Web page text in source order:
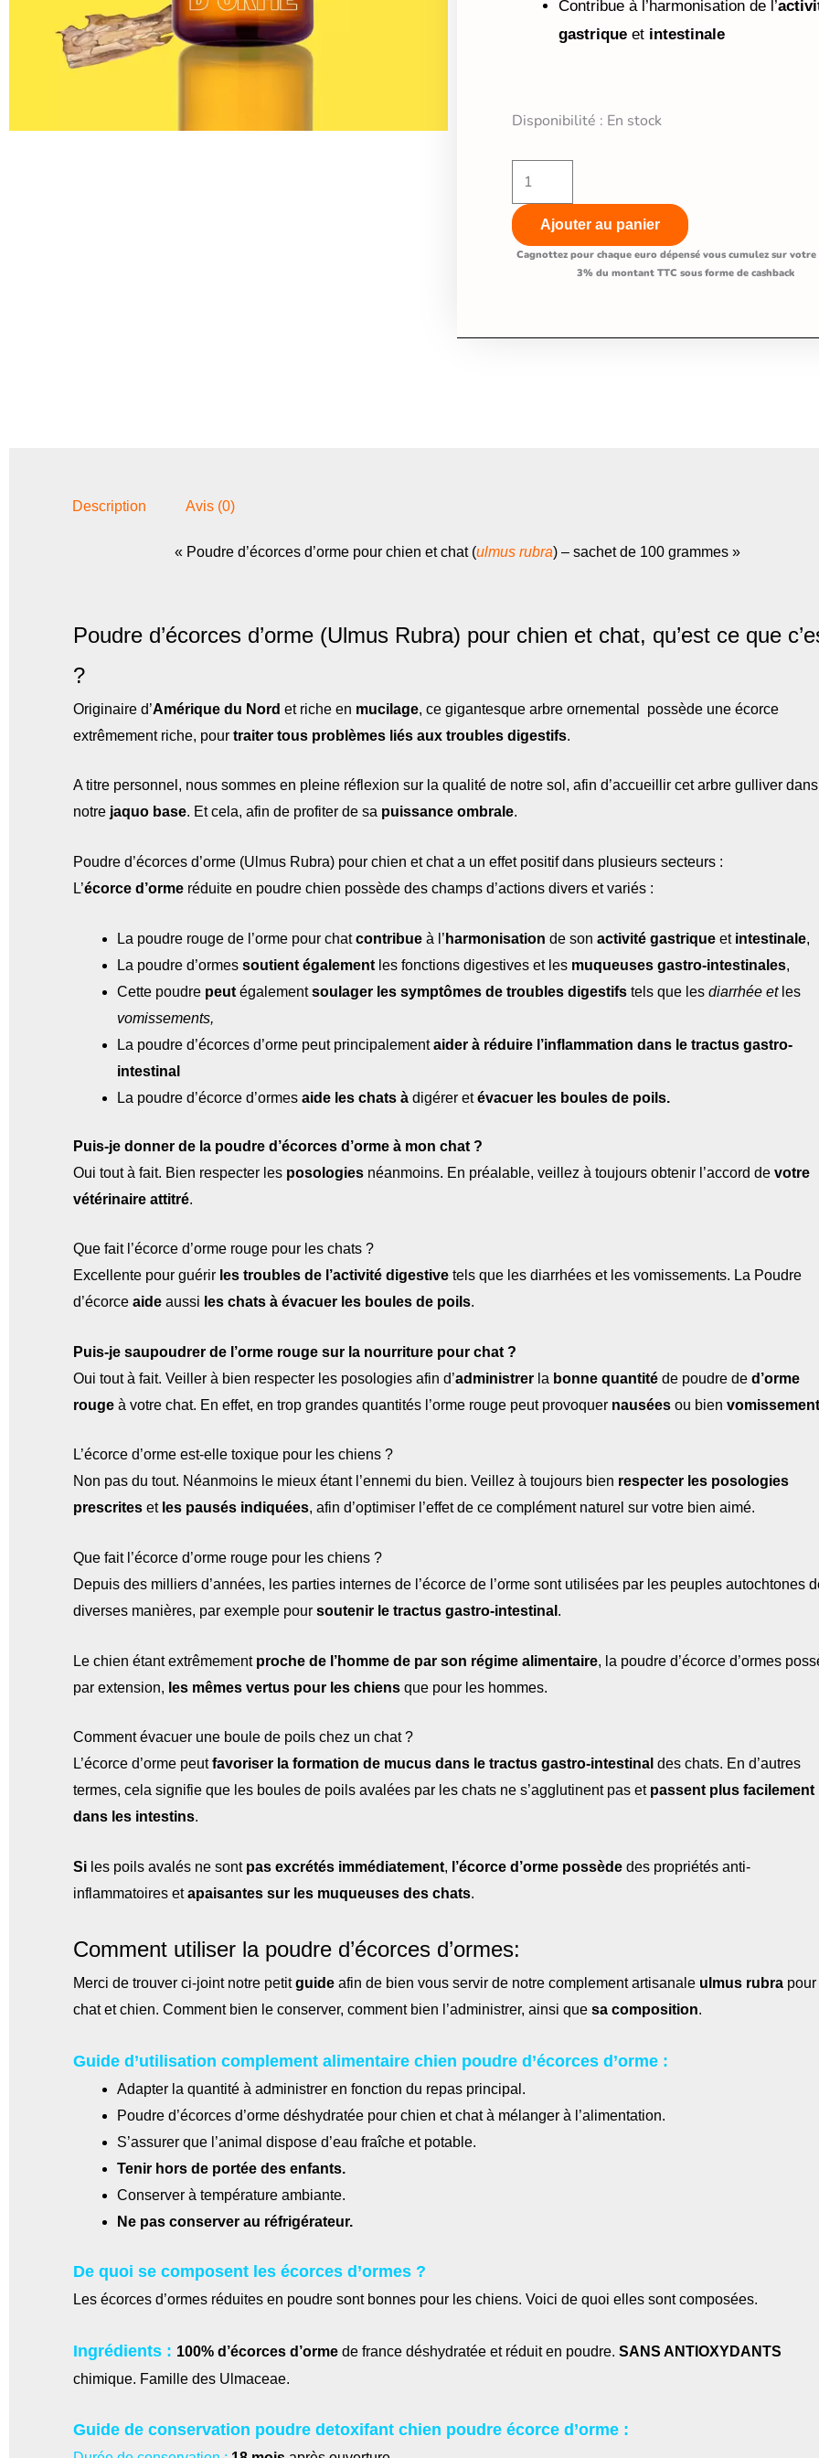
Contribue à l’harmonisation de l’
gastrique et intestinale
Disponibilité : En stock
quantité
Poudre
d'écorces
d'orme
🌳
Ajouter au panier
Cagnottez pour chaque euro dépensé vous cumulez sur votre
3% du montant TTC sous forme de cashback
Description Avis (0)
« Poudre d’écorces d’orme pour chien et chat (ulmus rubra) – sachet de 100 grammes »
Poudre d’écorces d’orme (Ulmus Rubra) pour chien et chat, qu’est ce que
?
Originaire d’Amérique du Nord et riche en mucilage, ce gigantesque arbre ornemental possède une écorce
extrêmement riche, pour traiter tous problèmes liés aux troubles digestifs.
A titre personnel, nous sommes en pleine réflexion sur la qualité de notre sol, afin d’accueillir cet arbre gulliver dans
notre jaquo base. Et cela, afin de profiter de sa puissance ombrale.
Poudre d’écorces d’orme (Ulmus Rubra) pour chien et chat a un effet positif dans plusieurs secteurs :
L’écorce d’orme réduite en poudre chien possède des champs d’actions divers et variés :
La poudre rouge de l’orme pour chatcontribue à l’ harmonisation de son activité gastrique et intestinale,
La poudre d’ormes soutient également les fonctions digestives et les muqueuses gastro-intestinales,
Cette poudre peut égalementsoulager les symptômes de troubles digestifs tels que les diarrhée etles
vomissements,
La poudre d’écorces d’orme peut principalementaider à réduire l’inflammation dans le tractus gastro-
intestinal
La poudre d’écorce d’ormes aide les chats à digérer etévacuer les boules de poils.
Puis-je donner de la poudre d’écorces d’orme à mon chat ?
Oui tout à fait. Bien respecter les posologies néanmoins. En préalable, veillez à toujours obtenir l’accord de votre
vétérinaire attitré.
Que fait l’écorce d’orme rouge pour les chats ?
Excellente pour guérir les troubles de l’activité digestive tels que les diarrhées et les vomissements. La Poudre
d’écorce aide aussi les chats à évacuer les boules de poils.
Puis-je saupoudrer de l’orme rouge sur la nourriture pour chat ?
Oui tout à fait. Veiller à bien respecter les posologies afin d’administrer la bonne quantité de poudre de d’orme
rouge à votre chat. En effet, en trop grandes quantités l’orme rouge peut provoquer nausées ou bien
L’écorce d’orme est-elle toxique pour les chiens ?
Non pas du tout. Néanmoins le mieux étant l’ennemi du bien. Veillez à toujours bien respecter les posologies
prescrites et les pausés indiquées, afin d’optimiser l’effet de ce complément naturel sur votre bien aimé.
Que fait l’écorce d’orme rouge pour les chiens ?
Depuis des milliers d’années, les parties internes de l’écorce de l’orme sont utilisées par les peuples autochtones
diverses manières, par exemple pour soutenir le tractus gastro-intestinal .
Le chien étant extrêmement proche de l’homme de par son régime alimentaire, la poudre d’écorce d’ormes
par extension, les mêmes vertus pour les chiens que pour les hommes.
Comment évacuer une boule de poils chez un chat ?
L’écorce d’orme peutfavoriser la formation de mucus dans le tractus gastro-intestinal des chats. En d’autres
termes, cela signifie que les boules de poils avalées par les chats ne s’agglutinent pas et passent plus facilement
dans les intestins.
Si les poils avalés ne sont pas excrétés immédiatement, l’écorce d’orme possède des propriétés anti-
inflammatoires etapaisantes sur les muqueuses des chats.
Comment utiliser la poudre d’écorces d’ormes:
Merci de trouver ci-joint notre petitguide afin de bien vous servir de notre complement artisanale ulmus rubra pour
chat et chien. Comment bien le conserver, comment bien l’administrer, ainsi que sa composition.
Guide d’utilisation complement alimentaire chien poudre d’écorces d’orme :
Adapter la quantité à administrer en fonction du repas principal.
Poudre d’écorces d’orme déshydratée pour chien et chat à mélanger à l’alimentation.
S’assurer que l’animal dispose d’eau fraîche et potable.
Tenir hors de portée des enfants.
Conserver à température ambiante.
Ne pas conserver au réfrigérateur.
De quoi se composent les écorces d’ormes ?
Les écorces d’ormes réduites en poudre sont bonnes pour les chiens. Voici de quoi elles sont composées.
Ingrédients : 100% d’écorces d’orme de france déshydratée et réduit en poudre. SANS ANTIOXYDANTS
chimique. Famille des Ulmaceae.
Guide de conservation poudre detoxifant chien poudre écorce d’orme :